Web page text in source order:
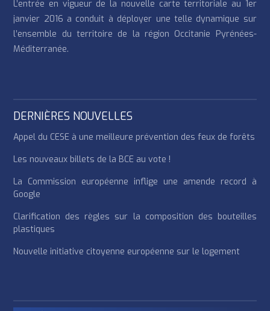
L’entrée en vigueur de la nouvelle carte territoriale au 1er
janvier 2016 a conduit à déployer une telle dynamique sur
l’ensemble du territoire de la région Occitanie Pyrénées-
Méditerranée.
DERNIÈRES NOUVELLES
Appel du CESE à une meilleure prévention des feux de forêts
Les nouveaux billets de la BCE au vote !
La Commission européenne inflige une amende record à
Google
Clarification des règles sur la composition des bouteilles
plastiques
Nouvelle initiative citoyenne européenne sur le logement